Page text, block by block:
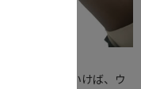
ーが増えていけば、ウ